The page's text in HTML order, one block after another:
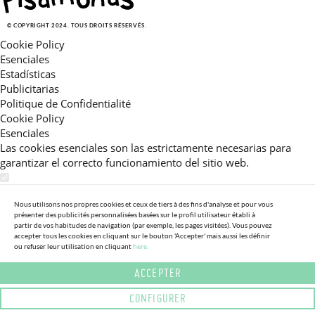
© COPYRIGHT 2024. TOUS DROITS RÉSERVÉS.
Cookie Policy
Esenciales
Estadísticas
Publicitarias
Politique de Confidentialité
Cookie Policy
Esenciales
Las cookies esenciales son las estrictamente necesarias para
garantizar el correcto funcionamiento del sitio web.
Estas cookies nos permiten ofrecerle una experiencia en el sitio
adaptada a su navegación (recomendaciones de producto
personalizadas, énfasis en categorías frecuentemente
consultadas, etc).Al activar esta cookie, nos ayuda a mejorar aún
más su experiencia.
Publicitarias
Estas cookies permiten a nuestros socios publicitarios enviarle
Nous utilisons nos propres cookies et ceux de tiers à des fins d'analyse et pour vous
présenter des publicités personnalisées basées sur le profil utilisateur établi à
partir de vos habitudes de navigation (par exemple, les pages visitées). Vous pouvez
accepter tous les cookies en cliquant sur le bouton 'Accepter' mais aussi les définir
ou refuser leur utilisation en cliquanthere.
ACCEPTER
CONFIGURER